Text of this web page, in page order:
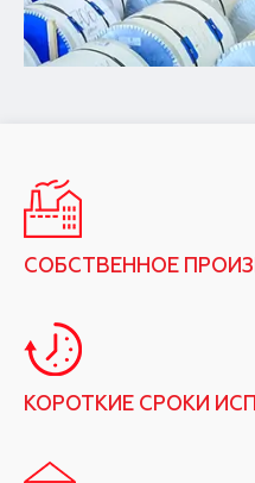
СОБСТВЕННОЕ
КОРОТКИЕ СРОКИ